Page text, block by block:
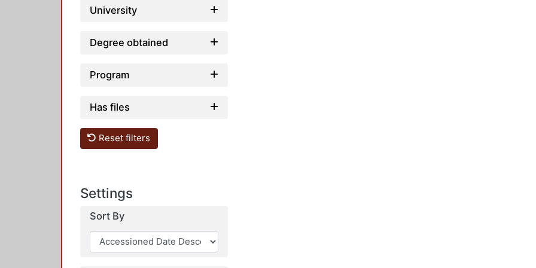
University
Degree obtained
Program
Has files
Reset filters
Settings
Sort By